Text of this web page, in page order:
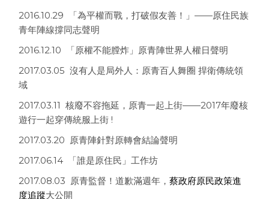
2016.10.29 「為平權而戰，打破假友善！」——原住民族
青年陣線撐同志聲明
2016.12.10 「原權不能膛炸」原青陣世界人權日聲明
2017.03.05 沒有人是局外人：原青百人舞圈 捍衛傳統領
域
2017.03.11 核廢不容拖延，原青一起上街——2017年廢核
遊行一起穿傳統服上街 !
2017.03.20 原青陣針對原轉會結論聲明
2017.06.14 「誰是原住民」工作坊
2017.08.03 原青監督！道歉滿週年，蔡政府原民政策進
度追蹤大公開